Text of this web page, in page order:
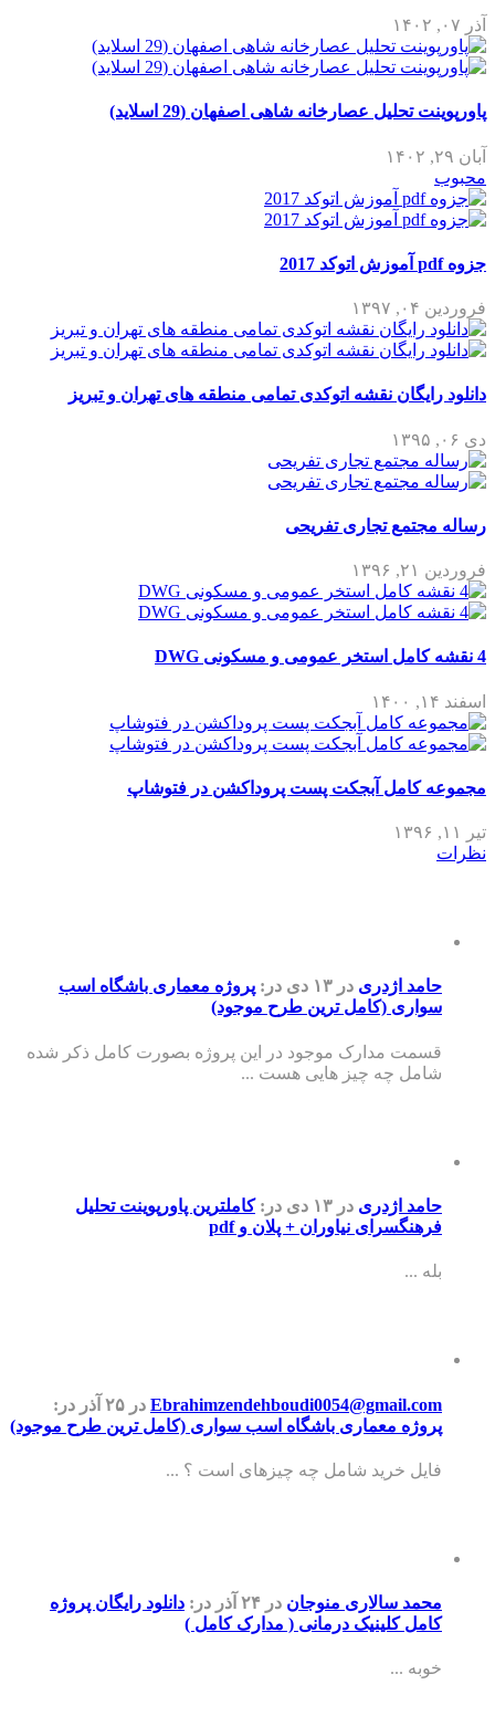
آذر ۰۷, ۱۴۰۲
پاورپوینت تحلیل عصارخانه شاهی اصفهان (29 اسلاید)
آبان ۲۹, ۱۴۰۲
محبوب
جزوه pdf آموزش اتوکد 2017
فروردین ۰۴, ۱۳۹۷
دانلود رایگان نقشه اتوکدی تمامی منطقه های تهران و تبریز
دی ۰۶, ۱۳۹۵
رساله مجتمع تجاری تفریحی
فروردین ۲۱, ۱۳۹۶
4 نقشه کامل استخر عمومی و مسکونی DWG
اسفند ۱۴, ۱۴۰۰
مجموعه کامل آبجکت پست پروداکشن در فتوشاپ
تیر ۱۱, ۱۳۹۶
نظرات
حامد اژدری در ۱۳ دی در: پروژه معماری باشگاه اسب
سواری (کامل ترین طرح موجود)
قسمت مدارک موجود در این پروژه بصورت کامل ذکر شده
شامل چه چیز هایی هست ...
حامد اژدری در ۱۳ دی در:کاملترین پاورپوینت تحلیل
فرهنگسرای نیاوران + پلان و pdf
بله ...
Ebrahimzendehboudi0054@gmail.com در ۲۵ آذر
در:
پروژه معماری باشگاه اسب سواری (کامل ترین طرح موجود)
فایل خرید شامل چه چیزهای است ؟ ...
محمد سالاری منوجان در ۲۴ آذر در: دانلود رایگان پروژه
کامل کلینیک درمانی ( مدارک کامل )
خوبه ...